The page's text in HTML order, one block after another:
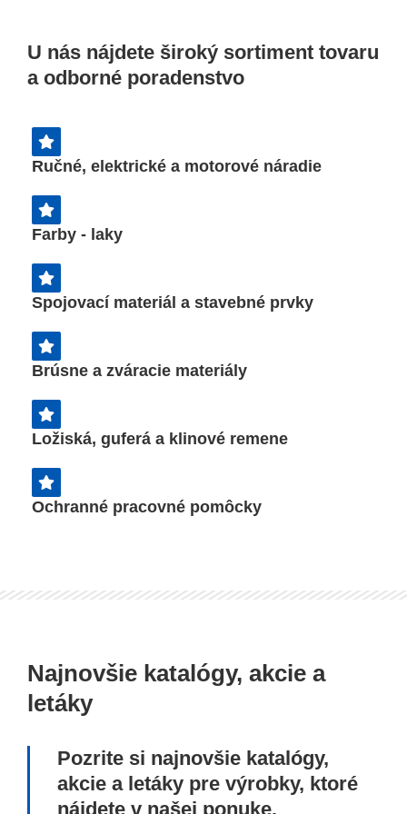
poľnohospodárske práce našou
technikou.
U nás nájdete široký sortiment tovaru
a odborné poradenstvo
Ručné, elektrické a motorové náradie
Farby - laky
Spojovací materiál a stavebné prvky
Brúsne a zváracie materiály
Ložiská, guferá a klinové remene
Ochranné pracovné pomôcky
Najnovšie katalógy, akcie a
letáky
Pozrite si najnovšie katalógy,
akcie a letáky pre výrobky, ktoré
nájdete v našej ponuke.